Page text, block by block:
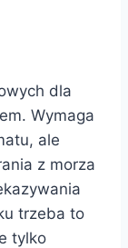
dla
Wymaga
ale
z morza
trzeba to
tylko